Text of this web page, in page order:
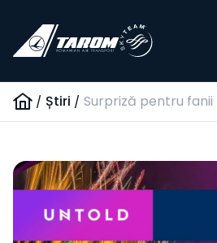
/ Știri / Surpriză pentru fanii